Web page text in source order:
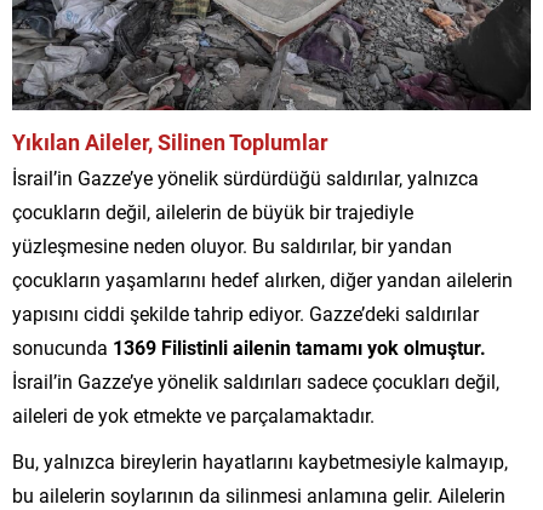
Yıkılan Aileler, Silinen Toplumlar
İsrail’in Gazze’ye yönelik sürdürdüğü saldırılar, yalnızca
çocukların değil, ailelerin de büyük bir trajediyle
yüzleşmesine neden oluyor. Bu saldırılar, bir yandan
çocukların yaşamlarını hedef alırken, diğer yandan ailelerin
yapısını ciddi şekilde tahrip ediyor. Gazze’deki saldırılar
sonucunda 1369 Filistinli ailenin tamamı yok olmuştur.
İsrail’in Gazze’ye yönelik saldırıları sadece çocukları değil,
aileleri de yok etmekte ve parçalamaktadır.
Bu, yalnızca bireylerin hayatlarını kaybetmesiyle kalmayıp,
bu ailelerin soylarının da silinmesi anlamına gelir. Ailelerin